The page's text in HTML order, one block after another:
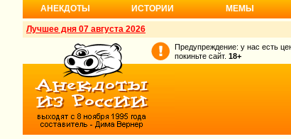
АНЕКДОТЫ ИСТОРИИ МЕМЫ
Лучшее дня 07 августа 2026
Предупреждение: у нас есть
покиньте сайт. 18+